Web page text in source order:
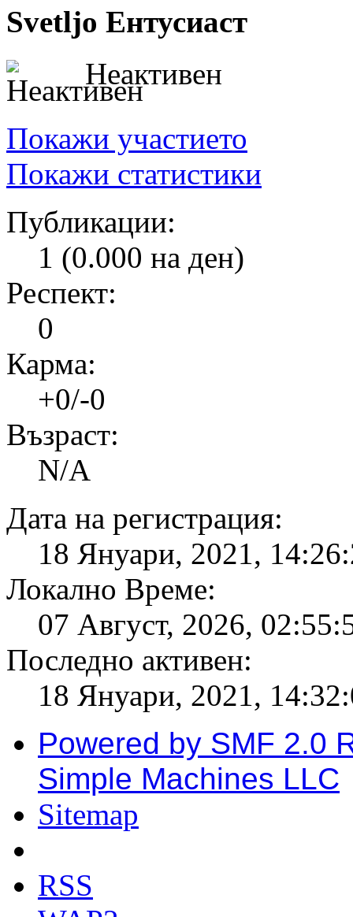
Svetljo Ентусиаст
Неактивен
Покажи участието
Покажи статистики
Публикации:
1 (0.000 на ден)
Респект:
0
Карма:
+0/-0
Възраст:
N/A
Дата на регистрация:
18 Януари, 2021,
Локално Време:
07 Август, 2026,
Последно активен:
18 Януари, 2021,
Powered by SMF 2.0
Simple Machines LLC
Sitemap
RSS